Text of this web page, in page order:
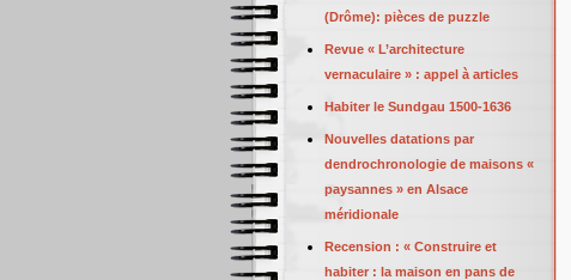
(Drôme): pièces de puzzle
Revue « L’architecture
vernaculaire » : appel à articles
Habiter le Sundgau 1500-1636
Nouvelles datations par
dendrochronologie de maisons «
paysannes » en Alsace
méridionale
Recension : « Construire et
habiter : la maison en pans de